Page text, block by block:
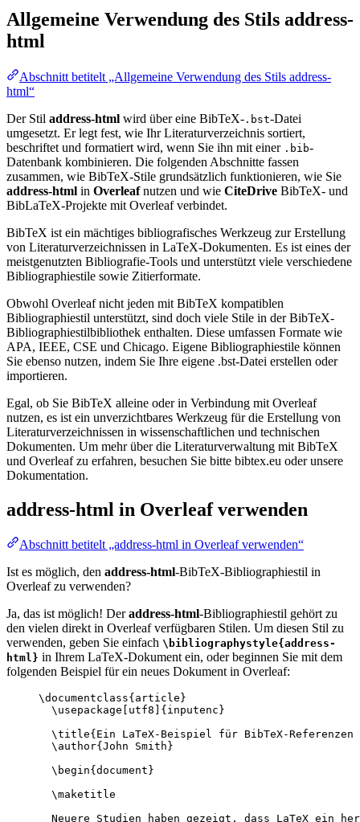
Allgemeine Verwendung des Stils address-
html
Abschnitt betitelt „Allgemeine Verwendung des Stils address-
html“
Der Stil address-html wird über eine BibTeX- .bst-Datei
umgesetzt. Er legt fest, wie Ihr Literaturverzeichnis sortiert,
beschriftet und formatiert wird, wenn Sie ihn mit einer .bib-
Datenbank kombinieren. Die folgenden Abschnitte fassen
zusammen, wie BibTeX-Stile grundsätzlich funktionieren, wie Sie
address-html in Overleafnutzen und wie CiteDrive BibTeX- und
BibLaTeX-Projekte mit Overleaf verbindet.
BibTeX ist ein mächtiges bibliografisches Werkzeug zur Erstellung
von Literaturverzeichnissen in LaTeX-Dokumenten. Es ist eines der
meistgenutzten Bibliografie-Tools und unterstützt viele verschiedene
Bibliographiestile sowie Zitierformate.
Obwohl Overleaf nicht jeden mit BibTeX kompatiblen
Bibliographiestil unterstützt, sind doch viele Stile in der BibTeX-
Bibliographiestilbibliothek enthalten. Diese umfassen Formate wie
APA, IEEE, CSE und Chicago. Eigene Bibliographiestile können
Sie ebenso nutzen, indem Sie Ihre eigene .bst-Datei erstellen oder
importieren.
Egal, ob Sie BibTeX alleine oder in Verbindung mit Overleaf
nutzen, es ist ein unverzichtbares Werkzeug für die Erstellung von
Literaturverzeichnissen in wissenschaftlichen und technischen
Dokumenten. Um mehr über die Literaturverwaltung mit BibTeX
und Overleaf zu erfahren, besuchen Sie bitte bibtex.eu oder unsere
Dokumentation.
address-html in Overleaf verwenden
Abschnitt betitelt „address-html in Overleaf verwenden“
Ist es möglich, den address-html-BibTeX-Bibliographiestil in
Overleaf zu verwenden?
Ja, das ist möglich! Deraddress-html-Bibliographiestil gehört zu
den vielen direkt in Overleaf verfügbaren Stilen. Um diesen Stil zu
verwenden, geben Sie einfach \bibliographystyle{address-
html} in Ihrem LaTeX-Dokument ein, oder beginnen Sie mit dem
folgenden Beispiel für ein neues Dokument in Overleaf:
\documentclass{ article }
\usepackage
utf8 ]{ inputenc }
\title{Ein LaTeX-Beispiel für BibTeX-
\author{John Smith}
\begin{ document }
\maketitle
Neuere Studien haben gezeigt, dass LaTeX ein